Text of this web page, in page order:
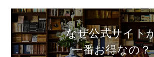
なぜ公式サイト
一番お得なの？